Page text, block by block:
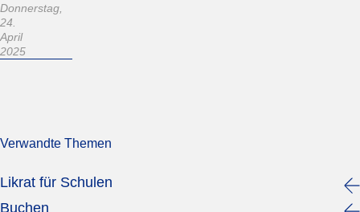
Donnerstag,
24.
April
2025
Verwandte Themen
Likrat für Schulen
Buchen